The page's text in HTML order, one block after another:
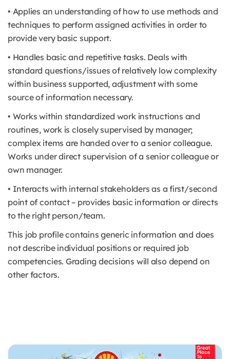
• Applies an understanding of how to use methods and
techniques to perform assigned activities in order to
provide very basic support.
• Handles basic and repetitive tasks. Deals with
standard questions/issues of relatively low complexity
within business supported, adjustment with some
source of information necessary.
• Works within standardized work instructions and
routines, work is closely supervised by manager;
complex items are handed over to a senior colleague.
Works under direct supervision of a senior colleague or
own manager.
• Interacts with internal stakeholders as a first/second
point of contact – provides basic information or directs
to the right person/team.
This job profile contains generic information and does
not describe individual positions or required job
competencies. Grading decisions will also depend on
other factors.